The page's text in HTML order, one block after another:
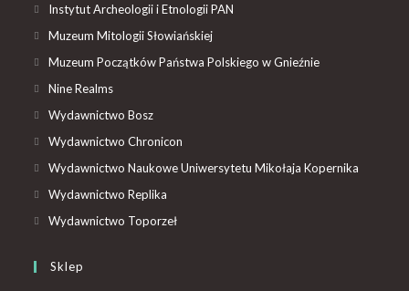
Instytut Archeologii i Etnologii PAN
Muzeum Mitologii Słowiańskiej
Muzeum Początków Państwa Polskiego w Gnieźnie
Nine Realms
Wydawnictwo Bosz
Wydawnictwo Chronicon
Wydawnictwo Naukowe Uniwersytetu Mikołaja Kopernika
Wydawnictwo Replika
Wydawnictwo Toporzeł
Sklep